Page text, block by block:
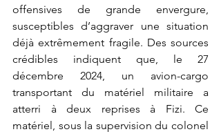
offensives de grande envergure,
susceptibles d’aggraver une situation
déjà extrêmement fragile. Des sources
crédibles indiquent que, le 27
décembre 2024, un avion-cargo
transportant du matériel militaire a
atterri à deux reprises à Fizi. Ce
matériel, sous la supervision du colonel